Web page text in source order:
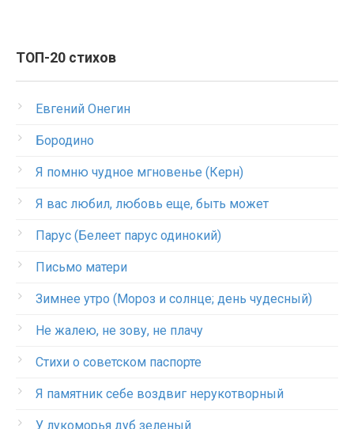
ТОП-20 стихов
Евгений Онегин
Бородино
Я помню чудное мгновенье (Керн)
Я вас любил, любовь еще, быть может
Парус (Белеет парус одинокий)
Письмо матери
Зимнее утро (Мороз и солнце; день чудесный)
Не жалею, не зову, не плачу
Стихи о советском паспорте
Я памятник себе воздвиг нерукотворный
У лукоморья дуб зеленый